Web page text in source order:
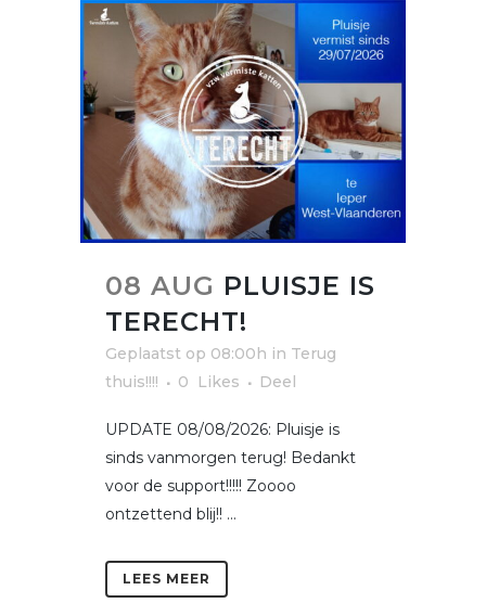
08 AUG PLUISJE IS
TERECHT!
Geplaatst op 08:00h in Terug
thuis!!!!
0 Likes Deel
UPDATE 08/08/2026: Pluisje is
sinds vanmorgen terug! Bedankt
voor de support!!!!! Zoooo
ontzettend blij!! ...
LEES MEER